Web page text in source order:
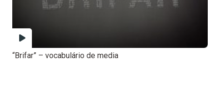
“Brifar” – vocabulário de media